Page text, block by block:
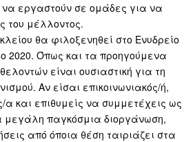
εργαστούν σε ομάδες για να
του μέλλοντος.
θα φιλοξενηθεί στο Ενυδρείο
2020. Όπως και τα προηγούμενα
είναι ουσιαστική για τη
Αν είσαι επικοινωνιακός/ή,
α και επιθυμείς να συμμετέχεις ως
μεγάλη παγκόσμια διοργάνωση,
από όποια θέση ταιριάζει στα